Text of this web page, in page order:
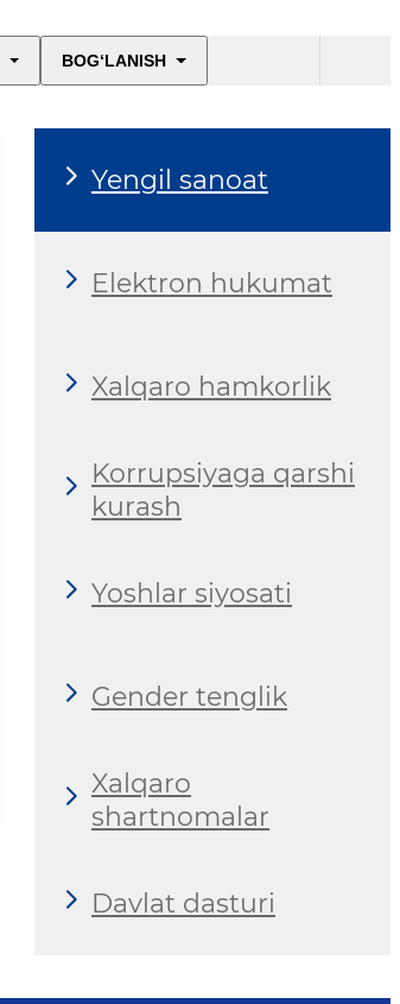
BOG‘LANISH
Yengil sanoat
Elektron hukumat
Xalqaro hamkorlik
Korrupsiyaga qarshi
kurash
Yoshlar siyosati
Gender tenglik
Xalqaro
shartnomalar
Davlat dasturi